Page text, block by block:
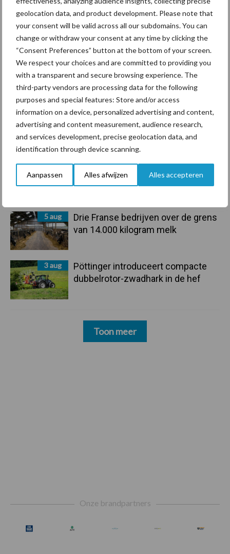
geolocation data, and product development. Please note that
your consent will be valid across all our subdomains. You can
change or withdraw your consent at any time by clicking the
“Consent Preferences” button at the bottom of your screen.
We respect your choices and are committed to providing you
with a transparent and secure browsing experience. The
third-party vendors are processing data for the following
purposes and special features: Store and/or access
information on a device, personalized advertising and content,
advertising and content measurement, audience research,
and services development, precise geolocation data, and
identification through device scanning.
Aanpassen Alles afwijzen Alles accepteren
Primaire
Sidebar
Recent nieuws Partner nieuws
6 aug
ForFarmers ziet volume en
marktaandeel groeien in krimpende
Nederlandse markt
6 aug
Tien praktische tips voor een
langere levensduur
5 aug
“Vraag naar praktische
hygieneoplossingen is in Polen
groter dan ooit”
5 aug
Drie Franse bedrijven over de grens
van 14.000 kilogram melk
3 aug
Pöttinger introduceert compacte
dubbelrotor-zwadhark in de hef
Toon meer
Onze brandpartners